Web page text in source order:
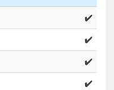
✔️
✔️
✔️
✔️